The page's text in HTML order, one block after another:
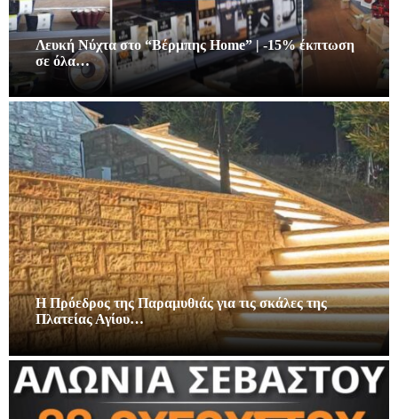
Λευκή Νύχτα στο “Βέρμπης Home” | -15% έκπτωση
σε όλα…
Η Πρόεδρος της Παραμυθιάς για τις σκάλες της
Πλατείας Αγίου…